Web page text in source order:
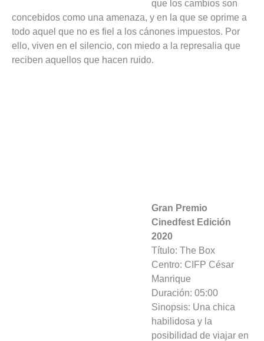
que los cambios son
concebidos como una amenaza, y en la que se oprime a
todo aquel que no es fiel a los cánones impuestos. Por
ello, viven en el silencio, con miedo a la represalia que
reciben aquellos que hacen ruido.
Gran Premio
Cinedfest Edición
2020
Título: The Box
Centro: CIFP César
Manrique
Duración: 05:00
Sinopsis: Una chica
habilidosa y la
posibilidad de viajar en